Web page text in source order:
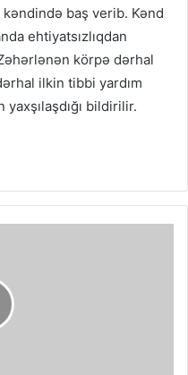
baş verib. Kənd
ehtiyatsızlıqdan
körpə dərhal
ilkin tibbi yardım
bildirilir.